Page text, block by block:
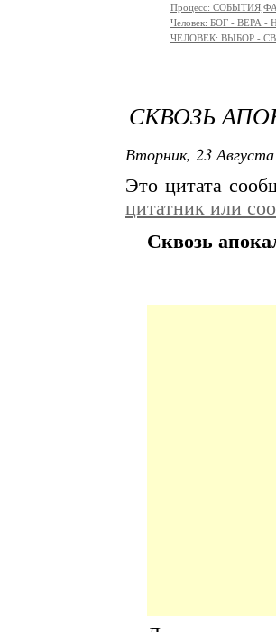
Процесс:
Человек: БОГ -
ЧЕЛОВЕК: ВЫБОР -
СКВОЗЬ
Вторник, 23
Это цитата
цитатник или
Сквозь